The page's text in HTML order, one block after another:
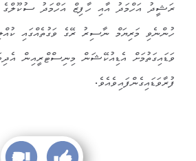
ރަޝީދު އަހްމަދު އާއި ހާފިޒް އަހްމަދު ސުކޫލްގެ
ހުންނެވި މަރިޔަމް ނާސިރު ރޭގެ ވަގުތެއްގައި
ވަޑައިގަތުމަށް އެޑިއުކޭޝަން މިނިސްޓްރީއިން
ފުރާވަޑައިގެންފައިވެއެވެ.